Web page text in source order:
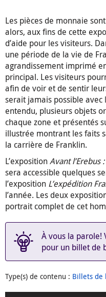
Les pièces de monnaie
alors, aux fins de cette
d’aide pour les visiteurs.
une période de la vie de
agrandissement imprimé
principal. Les visiteurs
afin de voir et de sentir
serait jamais possible
entendu, plusieurs objets
chaque zone et présentés
illustrée montrant les faits
la carrière de Franklin.
L’expositionAvant l’Erebus
sera accessible quelques
l’exposition L’expédition
l’année. Les deux
portrait complet de cet
À vous la parole!
pour un billet de
Type(s) de contenu : Billets de